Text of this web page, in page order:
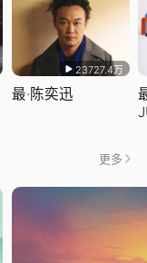
23727.4万
最·陈奕迅
更多